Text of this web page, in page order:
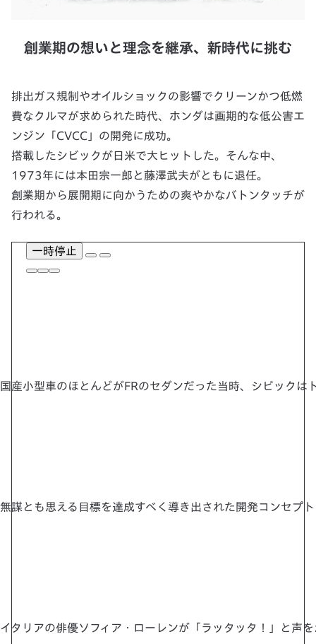
創業期の想いと理念を継承、新時代に挑む
排出ガス規制やオイルショックの影響でクリーンかつ低燃
費なクルマが求められた時代、ホンダは画期的な低公害エ
ンジン「CVCC」の開発に成功。
搭載したシビックが日米で大ヒットした。そんな中、
1973年には本田宗一郎と藤澤武夫がともに退任。
創業期から展開期に向かうための爽やかなバトンタッチが
行われる。
一時停止
国産小型車のほとんどがFRのセダンだった当時、シビック
無謀とも思える目標を達成すべく導き出された開発コンセ
イタリアの俳優ソフィア・ローレンが「ラッタッタ！」と声